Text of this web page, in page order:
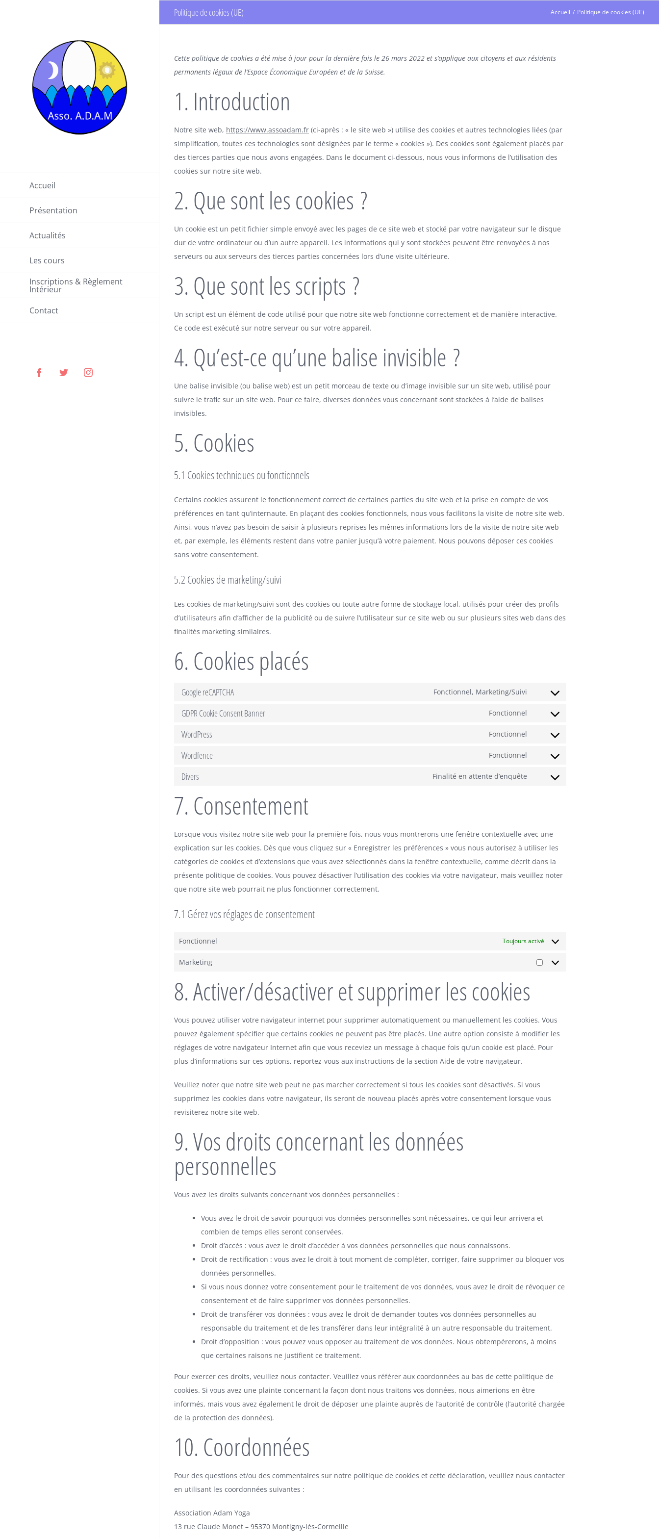
Accueil
Présentation
Actualités
Les cours
Inscriptions & Règlement
Intérieur
Contact
FacebookTwitterInstagram
Politique de cookies (UE) Accueil / Politique de cookies (UE)
Cette politique de cookies a été mise à jour pour la dernière fois le 26 mars 2022 et s’applique aux citoyens et aux résidents
permanents légaux de l’Espace Économique Européen et de la Suisse.
1. Introduction
Notre site web, https://www.assoadam.fr (ci-après : « le site web ») utilise des cookies et autres technologies liées (par
simplification, toutes ces technologies sont désignées par le terme « cookies »). Des cookies sont également placés par
des tierces parties que nous avons engagées. Dans le document ci-dessous, nous vous informons de l’utilisation des
cookies sur notre site web.
2. Que sont les cookies ?
Un cookie est un petit fichier simple envoyé avec les pages de ce site web et stocké par votre navigateur sur le disque
dur de votre ordinateur ou d’un autre appareil. Les informations qui y sont stockées peuvent être renvoyées à nos
serveurs ou aux serveurs des tierces parties concernées lors d’une visite ultérieure.
3. Que sont les scripts ?
Un script est un élément de code utilisé pour que notre site web fonctionne correctement et de manière interactive.
Ce code est exécuté sur notre serveur ou sur votre appareil.
4. Qu’est-ce qu’une balise invisible ?
Une balise invisible (ou balise web) est un petit morceau de texte ou d’image invisible sur un site web, utilisé pour
suivre le trafic sur un site web. Pour ce faire, diverses données vous concernant sont stockées à l’aide de balises
invisibles.
5. Cookies
5.1 Cookies techniques ou fonctionnels
Certains cookies assurent le fonctionnement correct de certaines parties du site web et la prise en compte de vos
préférences en tant qu’internaute. En plaçant des cookies fonctionnels, nous vous facilitons la visite de notre site web.
Ainsi, vous n’avez pas besoin de saisir à plusieurs reprises les mêmes informations lors de la visite de notre site web
et, par exemple, les éléments restent dans votre panier jusqu’à votre paiement. Nous pouvons déposer ces cookies
sans votre consentement.
5.2 Cookies de marketing/suivi
Les cookies de marketing/suivi sont des cookies ou toute autre forme de stockage local, utilisés pour créer des profils
d’utilisateurs afin d’afficher de la publicité ou de suivre l’utilisateur sur ce site web ou sur plusieurs sites web dans des
finalités marketing similaires.
6. Cookies placés
Google reCAPTCHA Fonctionnel, Marketing/Suivi
Consent
google-
recaptcha
GDPR Cookie Consent Banner Fonctionnel
Consent
cookie-
WordPress Fonctionnel
Consent
wordpress
Wordfence Fonctionnel
Consent
Divers Finalité en attente d’enquête
Consent
7. Consentement
Lorsque vous visitez notre site web pour la première fois, nous vous montrerons une fenêtre contextuelle avec une
explication sur les cookies. Dès que vous cliquez sur « Enregistrer les préférences » vous nous autorisez à utiliser les
catégories de cookies et d’extensions que vous avez sélectionnés dans la fenêtre contextuelle, comme décrit dans la
présente politique de cookies. Vous pouvez désactiver l’utilisation des cookies via votre navigateur, mais veuillez noter
que notre site web pourrait ne plus fonctionner correctement.
7.1 Gérez vos réglages de consentement
Fonctionnel Toujours activé
Marketing
Marketing
8. Activer/désactiver et supprimer les cookies
Vous pouvez utiliser votre navigateur internet pour supprimer automatiquement ou manuellement les cookies. Vous
pouvez également spécifier que certains cookies ne peuvent pas être placés. Une autre option consiste à modifier les
réglages de votre navigateur Internet afin que vous receviez un message à chaque fois qu’un cookie est placé. Pour
plus d’informations sur ces options, reportez-vous aux instructions de la section Aide de votre navigateur.
Veuillez noter que notre site web peut ne pas marcher correctement si tous les cookies sont désactivés. Si vous
supprimez les cookies dans votre navigateur, ils seront de nouveau placés après votre consentement lorsque vous
revisiterez notre site web.
9. Vos droits concernant les données
personnelles
Vous avez les droits suivants concernant vos données personnelles :
Vous avez le droit de savoir pourquoi vos données personnelles sont nécessaires, ce qui leur arrivera et
combien de temps elles seront conservées.
Droit d’accès : vous avez le droit d’accéder à vos données personnelles que nous connaissons.
Droit de rectification : vous avez le droit à tout moment de compléter, corriger, faire supprimer ou bloquer vos
données personnelles.
Si vous nous donnez votre consentement pour le traitement de vos données, vous avez le droit de révoquer ce
consentement et de faire supprimer vos données personnelles.
Droit de transférer vos données : vous avez le droit de demander toutes vos données personnelles au
responsable du traitement et de les transférer dans leur intégralité à un autre responsable du traitement.
Droit d’opposition : vous pouvez vous opposer au traitement de vos données. Nous obtempérerons, à moins
que certaines raisons ne justifient ce traitement.
Pour exercer ces droits, veuillez nous contacter. Veuillez vous référer aux coordonnées au bas de cette politique de
cookies. Si vous avez une plainte concernant la façon dont nous traitons vos données, nous aimerions en être
informés, mais vous avez également le droit de déposer une plainte auprès de l’autorité de contrôle (l’autorité chargée
de la protection des données).
10. Coordonnées
Pour des questions et/ou des commentaires sur notre politique de cookies et cette déclaration, veuillez nous contacter
en utilisant les coordonnées suivantes :
Association Adam Yoga
13 rue Claude Monet – 95370 Montigny-lès-Cormeille